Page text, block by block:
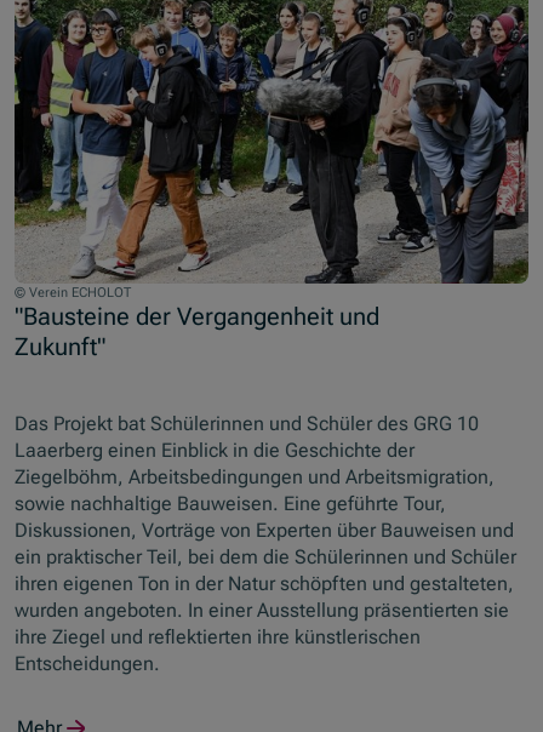
© Verein ECHOLOT
"Bausteine der Vergangenheit und
Zukunft"
Das Projekt bat Schülerinnen und Schüler des GRG 10
Laaerberg einen Einblick in die Geschichte der
Ziegelböhm, Arbeitsbedingungen und Arbeitsmigration,
sowie nachhaltige Bauweisen. Eine geführte Tour,
Diskussionen, Vorträge von Experten über Bauweisen und
ein praktischer Teil, bei dem die Schülerinnen und Schüler
ihren eigenen Ton in der Natur schöpften und gestalteten,
wurden angeboten. In einer Ausstellung präsentierten sie
ihre Ziegel und reflektierten ihre künstlerischen
Entscheidungen.